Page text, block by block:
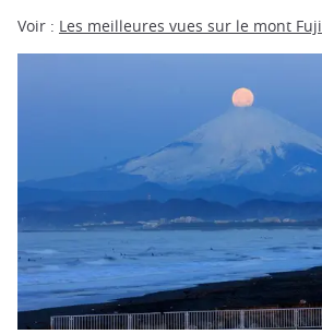
Voir : Les meilleures vues sur le mont Fuji